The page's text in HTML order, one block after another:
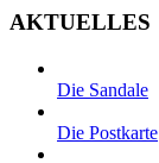
AKTUELLES
Die Sandale
Die Postkarte